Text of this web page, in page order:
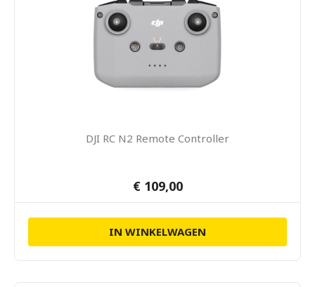
DJI RC N2 Remote Controller
€ 109,00
IN WINKELWAGEN